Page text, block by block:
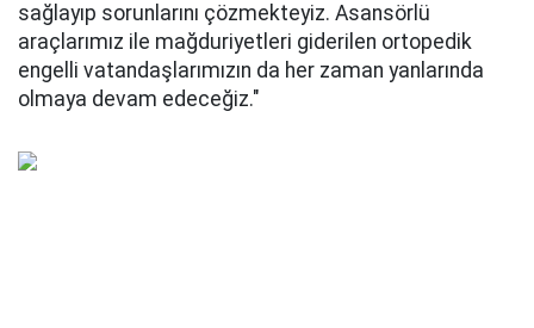
sağlayıp sorunlarını çözmekteyiz. Asansörlü
araçlarımız ile mağduriyetleri giderilen ortopedik
engelli vatandaşlarımızın da her zaman yanlarında
olmaya devam edeceğiz."